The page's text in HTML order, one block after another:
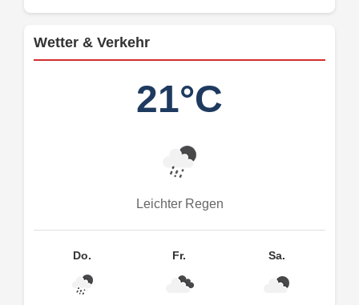
Wetter & Verkehr
21°C
Leichter Regen
Do. Fr. Sa.